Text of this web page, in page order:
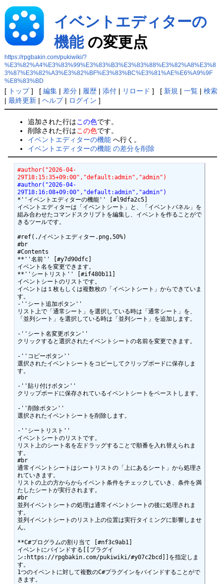
イベントエディターの
機能の変更点
https://rpgbakin.com/pukiwiki/?
%E3%82%A4%E3%83%99%E3%83%B3%E3%83%88%E3%82%A8%E3%8
3%87%E3%82%A3%E3%82%BF%E3%83%BC%E3%81%AE%E6%A9%9F
%E8%83%BD
[ トップ] [ 編集| 差分| 履歴| 添付| リロード ] [ 新規 | 一覧| 検索
| 最終更新| ヘルプ| ログイン ]
追加された行はこの色です。
削除された行はこの色です。
イベントエディターの機能 へ行く。
イベントエディターの機能 の差分を削除
#author("2026-04-
29T18:15:35+09:00","default:admin","admin")
#author("2026-04-
29T18:16:08+09:00","default:admin","admin")
*''イベントエディターの機能'' [#l9dfa2c5]
イベントエディターは「イベントシート」と、「イベントパネル」を
組み合わせたコマンドスクリプトを編集し、イベントを作ることがで
きるツールです。
#ref(./イベントエディター.png,50%)
#br
#Contents
**''名前'' [#y7d90dfc]
イベント名を変更できます。
**''シートリスト'' [#if480b11]
イベントシートのリストです。
イベントは１枚もしくは複数枚の「イベントシート」からできていま
す。
-''シート追加ボタン''
リスト上で「通常シート」を選択している時は「通常シート」を、
「並列シート」を選択している時は「並列シート」を追加します。
-''シート名変更ボタン''
クリックすると選択されたイベントシートの名前を変更できます。
-''コピーボタン''
選択されたイベントシートをコピーしてクリップボードに保存しま
す。
-''貼り付けボタン''
クリップボードに保存されているイベントシートをペーストします。
-''削除ボタン''
選択されたイベントシートを削除します。
-''シートリスト''
イベントシートのリストです。
リスト上のシート名を左ドラッグすることで順番を入れ替えられま
す。
#br
通常イベントシートはシートリストの「上にあるシート」から処理さ
れていきます。
リストの上の方からからイベント条件をチェックしていき、条件を満
たしたシートが実行されます。
#br
並列イベントシートの処理は通常イベントシートの後に処理されま
す。
並列イベントシートのリスト上の位置は実行タイミングに影響しませ
ん。
**C#プログラムの割り当て [#nf3c9ab1]
イベントにバインドする[[プラグイ
ン:https://rpgbakin.com/pukiwiki/#y07c2bcd]]を指定しま
す。
1つのイベントに対して複数のC#プラグインをバインドすることがで
きます。